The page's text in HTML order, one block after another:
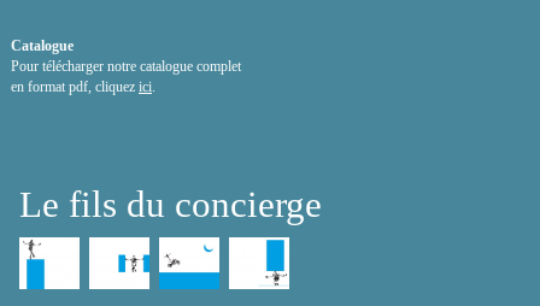
Catalogue
Pour télécharger notre catalogue complet
en format pdf, cliquez ici
Le fils du concierge